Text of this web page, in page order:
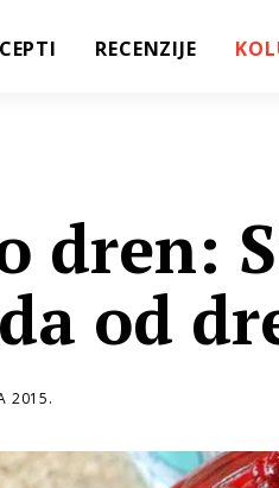
RECENZIJE
dren:
od
2015.